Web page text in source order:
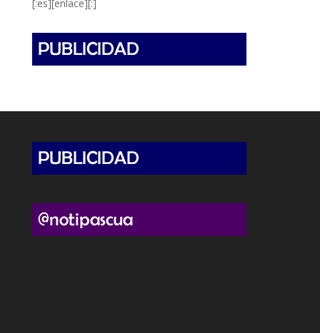
[:es][enlace][:]